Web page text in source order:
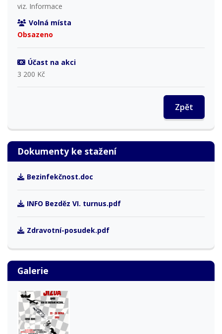
viz. Informace
Volná místa
Obsazeno
Účast na akci
3 200 Kč
Zpět
Dokumenty ke stažení
Bezinfekčnost.doc
INFO Bezděz VI. turnus.pdf
Zdravotní-posudek.pdf
Galerie